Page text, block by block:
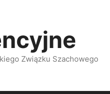
Związku Szachowego